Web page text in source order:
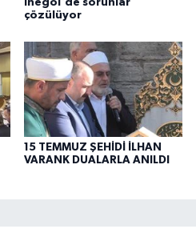
İnegöl'de sorunlar
çözülüyor
15 TEMMUZ ŞEHİDİ İLHAN
VARANK DUALARLA ANILDI